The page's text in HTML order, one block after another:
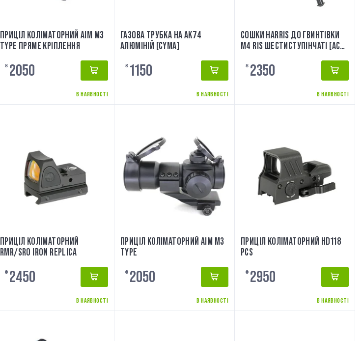
ПРИЦІЛ КОЛІМАТОРНИЙ AIM М3
TYPE ПРЯМЕ КРІПЛЕННЯ
₴ 2050
В НАЯВНОСТІ
ГАЗОВА ТРУБКА НА AK74
АЛЮМІНІЙ [CYMA]
₴ 1150
В НАЯВНОСТІ
СОШКИ HARRIS ДО ГВИНТІВКИ
M4 RIS ШЕСТИСТУПІНЧАТІ [ACM]
₴ 2350
В НАЯВНОСТІ
ПРИЦІЛ КОЛІМАТОРНИЙ
RMR/SRO IRON REPLICA
₴ 2450
В НАЯВНОСТІ
ПРИЦІЛ КОЛІМАТОРНИЙ AIM М3
TYPE
₴ 2050
В НАЯВНОСТІ
ПРИЦІЛ КОЛІМАТОРНИЙ HD118
PCS
₴ 2950
В НАЯВНОСТІ